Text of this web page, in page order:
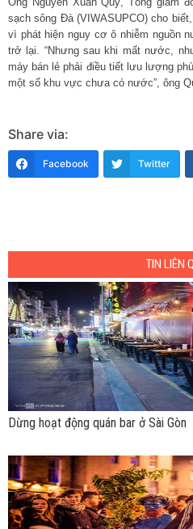
sạch sông Đà (VIWASUPCO) cho
vì phát hiện nguy cơ ô nhiễm nguồn
trở lại. “Nhưng sau khi mất nước,
máy bán lẻ phải điều tiết lưu lượng
một số khu vực chưa có nước”, ông
Share via:
Facebook Twitter
TIN LIÊN
Dừng hoạt động quán bar ở Sài Gòn